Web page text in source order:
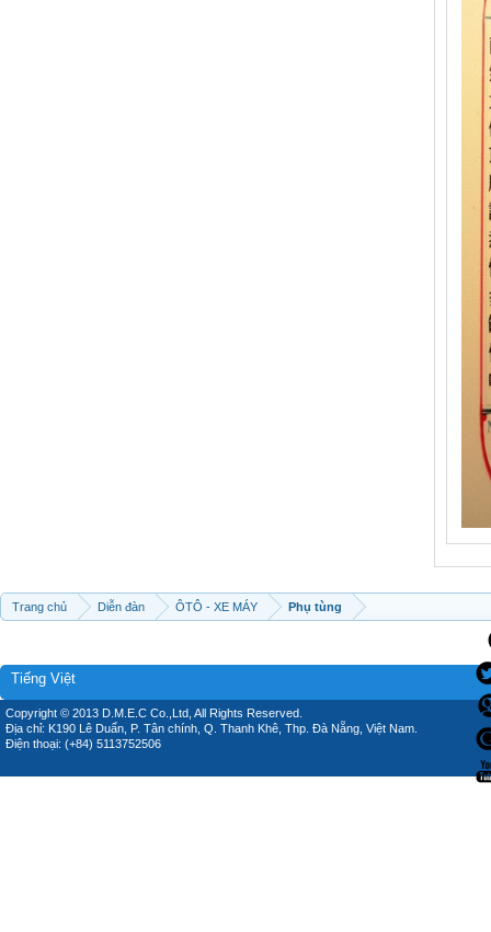
Trang chủ Diễn đàn ÔTÔ - XE MÁY Phụ tùng
Tiếng Việt
Copyright © 2013 D.M.E.C Co.,Ltd, All Rights Reserved.
Địa chỉ: K190 Lê Duẩn, P. Tân chính, Q. Thanh Khê, Thp. Đà Nẵng, Việt Nam.
Điện thoại: (+84) 5113752506